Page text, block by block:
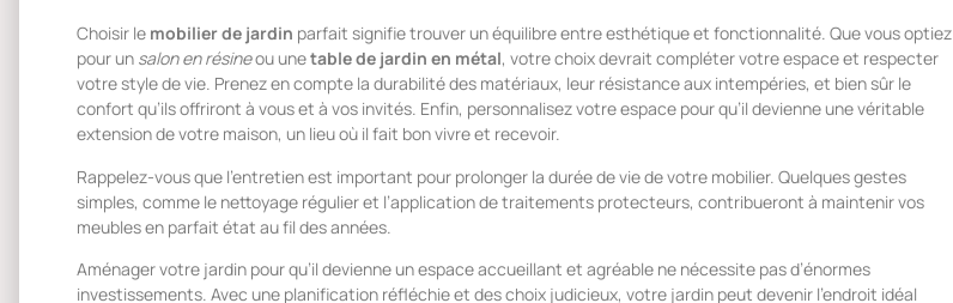
Choisir le mobilier de jardin parfait signifie trouver un équilibre entre esthétique et fonctionnalité. Que vous optiez
pour un salon en résineou unetable de jardin en métal, votre choix devrait compléter votre espace et respecter
votre style de vie. Prenez en compte la durabilité des matériaux, leur résistance aux intempéries, et bien sûr le
confort qu’ils offriront à vous et à vos invités. Enfin, personnalisez votre espace pour qu’il devienne une véritable
extension de votre maison, un lieu où il fait bon vivre et recevoir.
Rappelez-vous que l’entretien est important pour prolonger la durée de vie de votre mobilier. Quelques gestes
simples, comme le nettoyage régulier et l’application de traitements protecteurs, contribueront à maintenir vos
meubles en parfait état au fil des années.
Aménager votre jardin pour qu’il devienne un espace accueillant et agréable ne nécessite pas d’énormes
investissements. Avec une planification réfléchie et des choix judicieux, votre jardin peut devenir l’endroit idéal